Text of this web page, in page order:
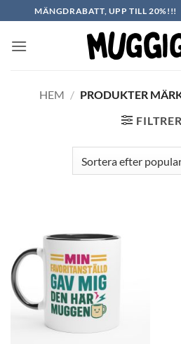
to
content
MÄNGDRABATT, UPP TILL 20%!!!
HEM / PRODUKTER